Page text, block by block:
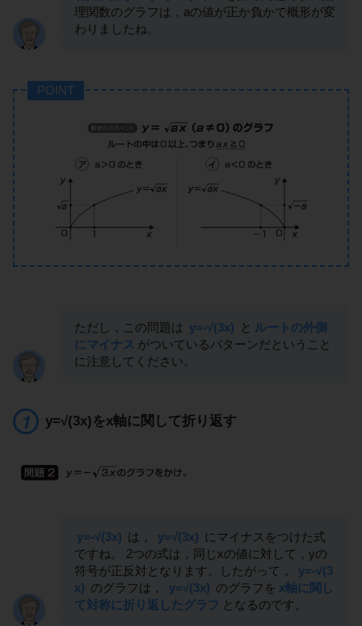
理関数のグラフは，aの値が正か負かで概形が変
わりましたね。
POINT
ただし，この問題は y=-√(3x) と ルートの外側
にマイナス がついているパターンだということ
に注意してください。
y=√(3x)をx軸に関して折り返す
y=-√(3x) は， y=√(3x) にマイナスをつけた式
ですね。 2つの式は，同じxの値に対して，yの
符号が正反対となります。したがって，
y=-√(3
x) のグラフは， y=√(3x) のグラフを x軸に関し
て対称に折り返したグラフ となるのです。